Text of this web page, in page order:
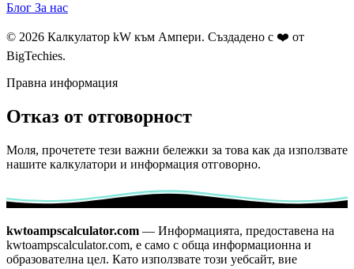
Блог За нас
© 2026 Калкулатор kW към Ампери. Създадено с ❤️ от
BigTechies.
Правна информация
Отказ от отговорност
Моля, прочетете тези важни бележки за това как да използвате
нашите калкулатори и информация отговорно.
kwtoampscalculator.com — Информацията, предоставена на
kwtoampscalculator.com, е само с обща информационна и
образователна цел. Като използвате този уебсайт, вие